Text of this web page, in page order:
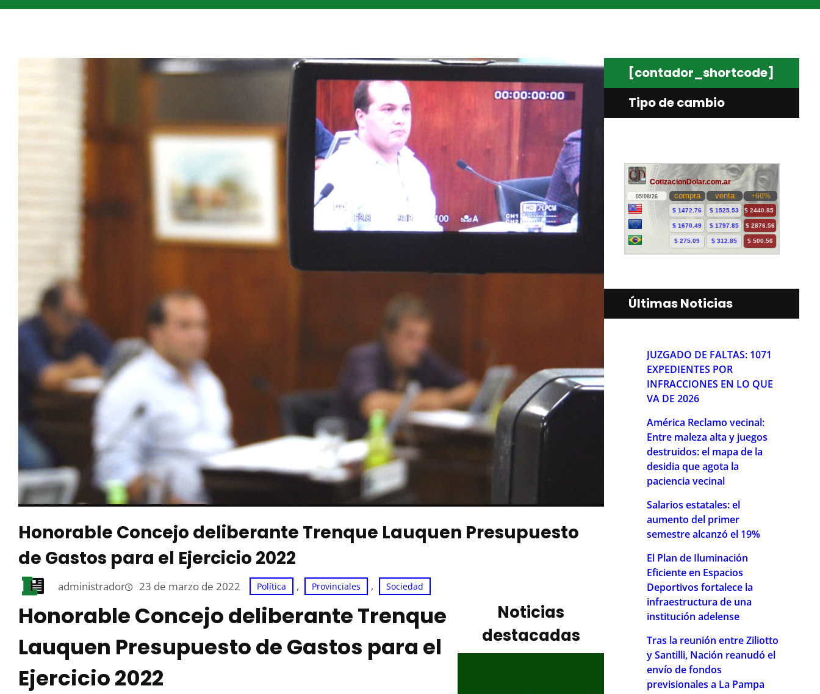
Honorable Concejo deliberante Trenque Lauquen Presupuesto
de Gastos para el Ejercicio 2022
administrador 23 de marzo de 2022 Política , Provinciales , Sociedad
Honorable Concejo deliberante Trenque
Lauquen Presupuesto de Gastos para el
Ejercicio 2022
Noticias
destacadas
[contador_shortcode]
Tipo de cambio
Últimas Noticias
JUZGADO DE FALTAS: 1071
EXPEDIENTES POR
INFRACCIONES EN LO QUE
VA DE 2026
América Reclamo vecinal:
Entre maleza alta y juegos
destruidos: el mapa de la
desidia que agota la
paciencia vecinal
Salarios estatales: el
aumento del primer
semestre alcanzó el 19%
El Plan de Iluminación
Eficiente en Espacios
Deportivos fortalece la
infraestructura de una
institución adelense
Tras la reunión entre Ziliotto
y Santilli, Nación reanudó el
envío de fondos
previsionales a La Pampa